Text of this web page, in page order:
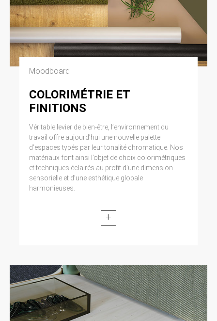
Moodboard
COLORIMÉTRIE ET
FINITIONS
Véritable levier de bien-être, l’environnement du
travail offre aujourd’hui une nouvelle palette
d’espaces typés par leur tonalité chromatique. Nos
matériaux font ainsi l’objet de choix colorimétriques
et techniques éclairés au profit d’une dimension
sensorielle et d’une esthétique globale
harmonieuses.
+